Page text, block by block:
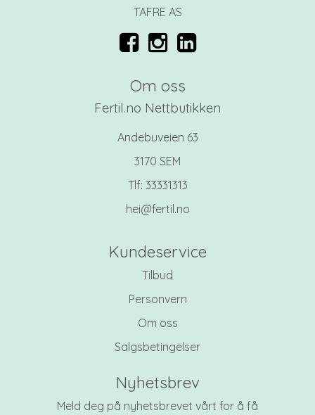
TAFRE AS
Om oss
Fertil.no Nettbutikken
Andebuveien 63
3170 SEM
Tlf: 33331313
hei@fertil.no
Kundeservice
Tilbud
Personvern
Om oss
Salgsbetingelser
Nyhetsbrev
Meld deg på nyhetsbrevet vårt for å få